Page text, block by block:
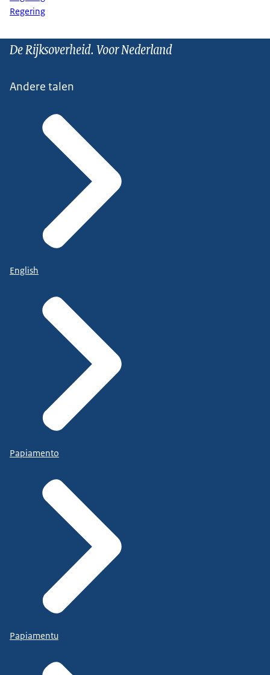
Regering
De Rijksoverheid. Voor Nederland
Andere talen
English
Papiamento
Papiamentu